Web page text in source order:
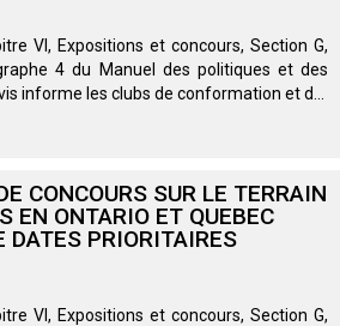
VI, Expositions et concours, Section G,
4 du Manuel des politiques et des
informe les clubs de conformation et d...
CONCOURS SUR LE TERRAIN
EN ONTARIO ET QUEBEC
DATES PRIORITAIRES
VI, Expositions et concours, Section G,